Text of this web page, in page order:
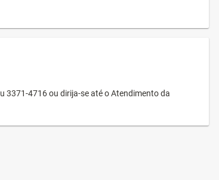
3371-4716 ou dirija-se até o Atendimento da